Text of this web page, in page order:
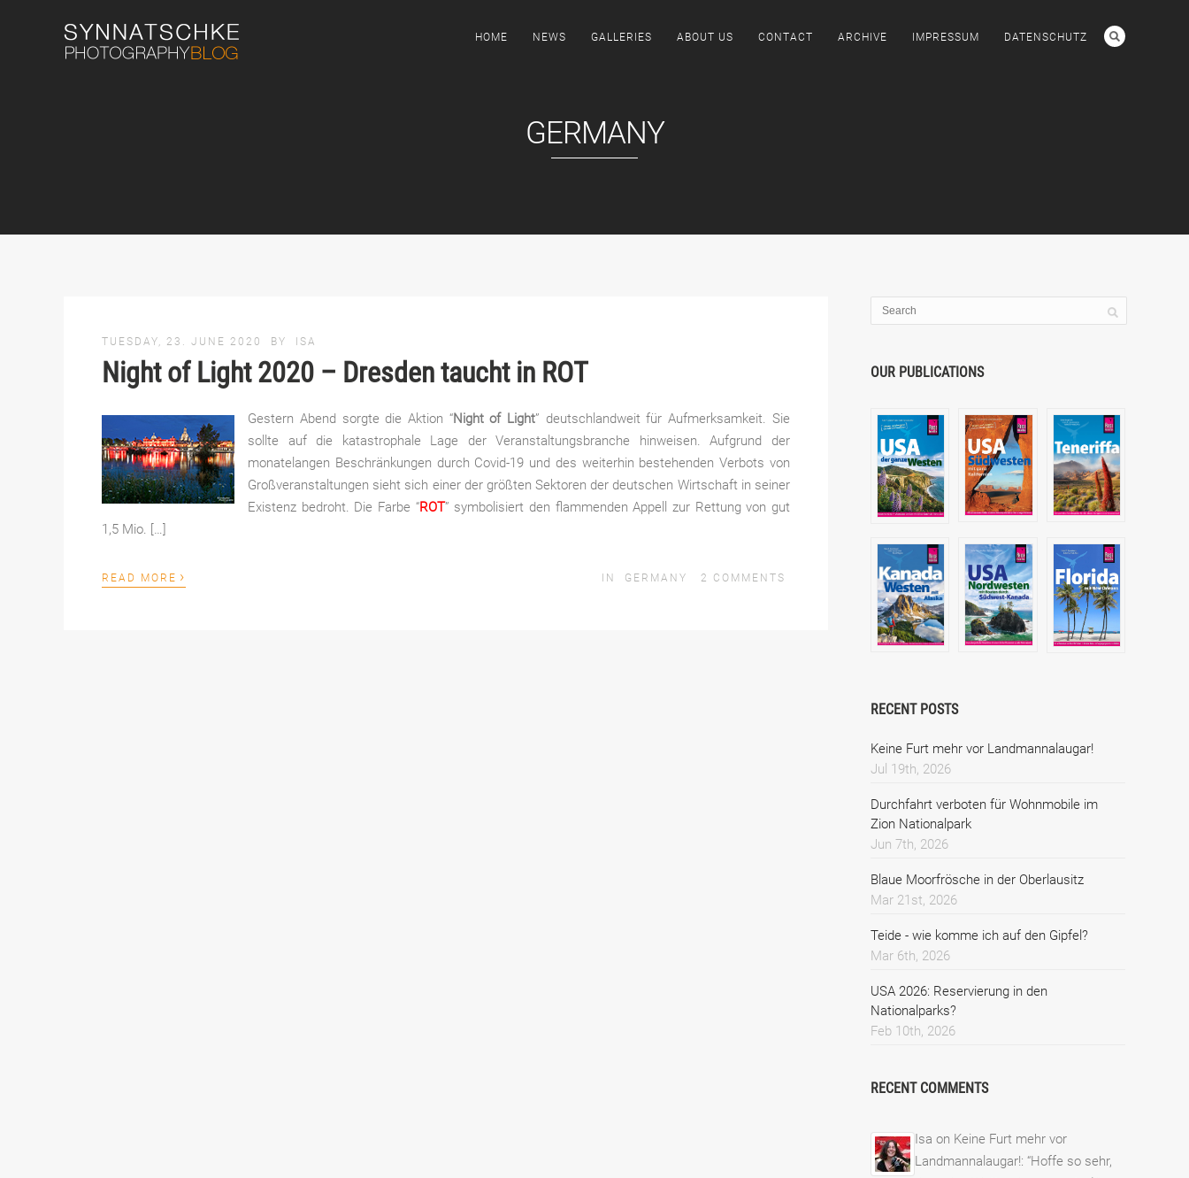
HOME NEWS GALLERIES ABOUT US CONTACT ARCHIVE IMPRESSUM DATENSCHUTZ
GERMANY
TUESDAY, 23. JUNE 2020 BY ISA
Night of Light 2020 – Dresden taucht in ROT
Gestern Abend sorgte die Aktion “Night of Light” deutschlandweit für Aufmerksamkeit. Sie
sollte auf die katastrophale Lage der Veranstaltungsbranche hinweisen. Aufgrund der
monatelangen Beschränkungen durch Covid-19 und des weiterhin bestehenden Verbots von
Großveranstaltungen sieht sich einer der größten Sektoren der deutschen Wirtschaft in seiner
Existenz bedroht. Die Farbe “ROT” symbolisiert den flammenden Appell zur Rettung von gut
1,5 Mio. […]
READ MORE › IN GERMANY 2 COMMENTS
OUR PUBLICATIONS
RECENT POSTS
Keine Furt mehr vor Landmannalaugar!
Jul 19th, 2026
Durchfahrt verboten für Wohnmobile im
Zion Nationalpark
Jun 7th, 2026
Blaue Moorfrösche in der Oberlausitz
Mar 21st, 2026
Teide - wie komme ich auf den Gipfel?
Mar 6th, 2026
USA 2026: Reservierung in den
Nationalparks?
Feb 10th, 2026
RECENT COMMENTS
Isa on Keine Furt mehr vor
Landmannalaugar!: “Hoffe so sehr,